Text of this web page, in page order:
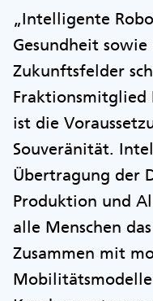
„Intelligente
Gesundheit sowie
Zukunftsfelder
Fraktionsmitglied
ist die
Souveränität.
Übertragung der
Produktion und
alle Menschen
Zusammen mit